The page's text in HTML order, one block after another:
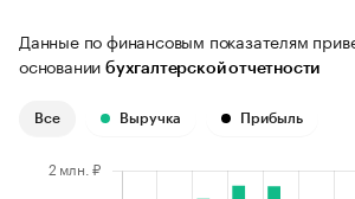
Данные по финансовым показателям
основании бухгалтерской отчетности
Все Выручка Прибыль